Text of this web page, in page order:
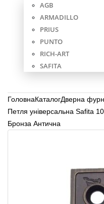
AGB
ARMADILLO
PRIUS
PUNTO
RICH-ART
SAFITA
ГоловнаКаталогДверна
Петля універсальна Safita
Бронза Антична